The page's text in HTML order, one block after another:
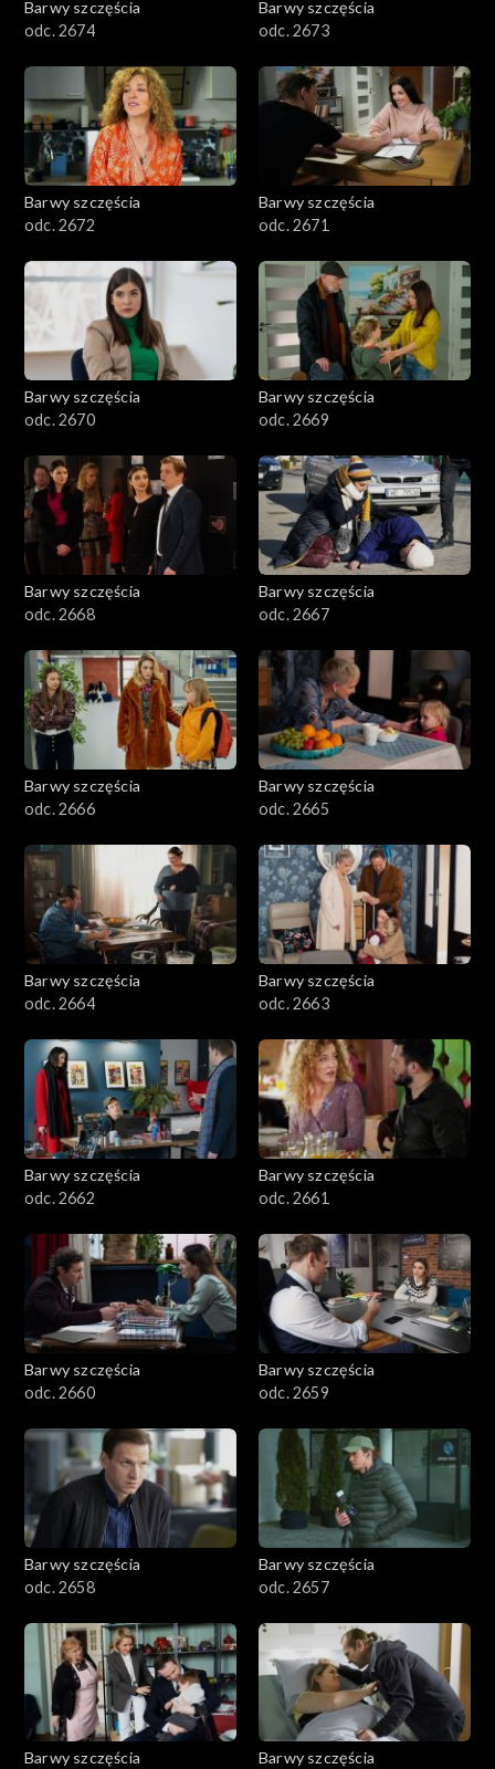
Barwy szczęścia
odc. 2674
Barwy szczęścia
odc. 2673
Barwy szczęścia
odc. 2672
Barwy szczęścia
odc. 2671
Barwy szczęścia
odc. 2670
Barwy szczęścia
odc. 2669
Barwy szczęścia
odc. 2668
Barwy szczęścia
odc. 2667
Barwy szczęścia
odc. 2666
Barwy szczęścia
odc. 2665
Barwy szczęścia
odc. 2664
Barwy szczęścia
odc. 2663
Barwy szczęścia
odc. 2662
Barwy szczęścia
odc. 2661
Barwy szczęścia
odc. 2660
Barwy szczęścia
odc. 2659
Barwy szczęścia
odc. 2658
Barwy szczęścia
odc. 2657
Barwy szczęścia
Barwy szczęścia